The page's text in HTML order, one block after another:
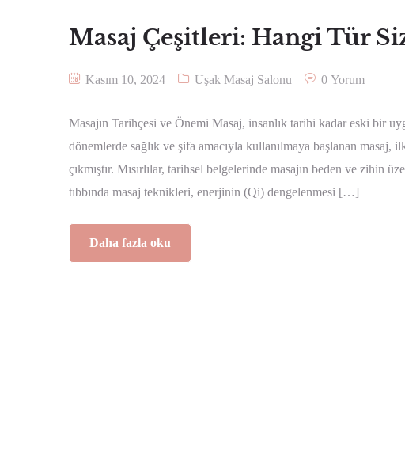
Masaj Çeşitleri: Hangi Tür
Kasım 10, 2024 Uşak Masaj Salonu 0 Yorum
Masajın Tarihçesi ve Önemi Masaj, insanlık tarihi kadar eski bir
dönemlerde sağlık ve şifa amacıyla kullanılmaya başlanan
çıkmıştır. Mısırlılar, tarihsel belgelerinde masajın beden ve
tıbbında masaj teknikleri, enerjinin (Qi) dengelenmesi […]
Daha fazla oku